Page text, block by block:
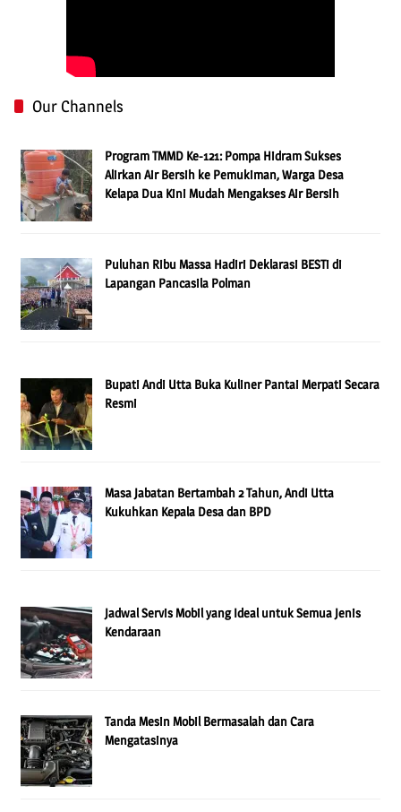
Our Channels
Program TMMD Ke-121: Pompa Hidram Sukses
Alirkan Air Bersih ke Pemukiman, Warga Desa
Kelapa Dua Kini Mudah Mengakses Air Bersih
Puluhan Ribu Massa Hadiri Deklarasi BESTi di
Lapangan Pancasila Polman
Bupati Andi Utta Buka Kuliner Pantai Merpati Secara
Resmi
Masa Jabatan Bertambah 2 Tahun, Andi Utta
Kukuhkan Kepala Desa dan BPD
Jadwal Servis Mobil yang Ideal untuk Semua Jenis
Kendaraan
Tanda Mesin Mobil Bermasalah dan Cara
Mengatasinya